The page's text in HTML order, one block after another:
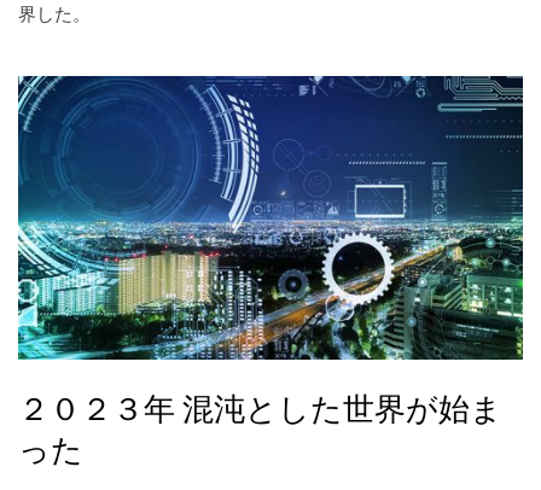
界した。
２０２３年 混沌とした世界が始ま
った